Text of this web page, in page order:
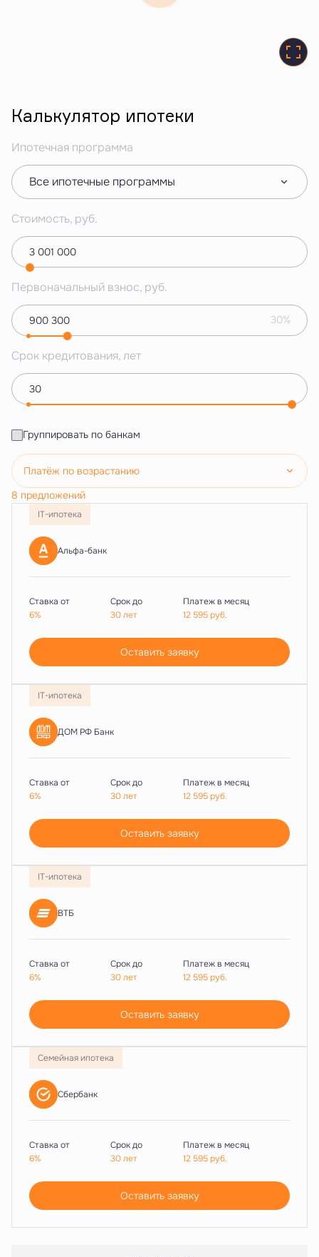
Калькулятор ипотеки
Ипотечная программа
Все ипотечные программы
Стоимость, руб.
Первоначальный взнос, руб.
30%
Срок кредитования, лет
Группировать по банкам
Платёж по возрастанию
8 предложений
IT-ипотека
Альфа-банк
Ставка от
6%
Срок до
30 лет
Платеж в месяц
12 595руб.
Оставить заявку
IT-ипотека
ДОМ РФ Банк
Ставка от
6%
Срок до
30 лет
Платеж в месяц
12 595руб.
Оставить заявку
IT-ипотека
ВТБ
Ставка от
6%
Срок до
30 лет
Платеж в месяц
12 595руб.
Оставить заявку
Семейная ипотека
Сбербанк
Ставка от
6%
Срок до
30 лет
Платеж в месяц
12 595руб.
Оставить заявку